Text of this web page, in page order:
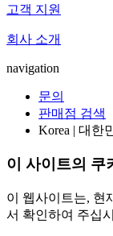
고객 지원
회사 소개
navigation
문의
판매점 검색
Korea | 대한
이 사이트의 쿠
이 웹사이트는, 현
서 확인하여 주십